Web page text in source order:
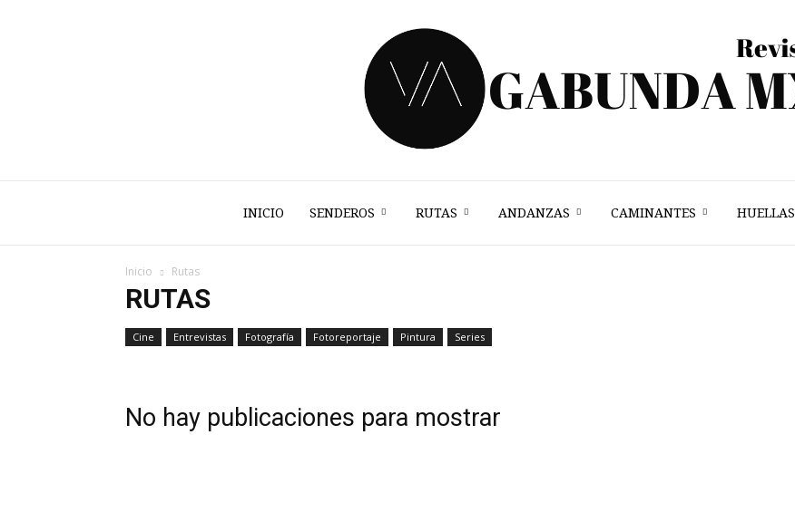
Vagabunda
INICIO SENDEROS RUTAS ANDANZAS CAMINANTES HUELLAS
Inicio Rutas
RUTAS
Cine Entrevistas Fotografía Fotoreportaje Pintura Series
No hay publicaciones para mostrar